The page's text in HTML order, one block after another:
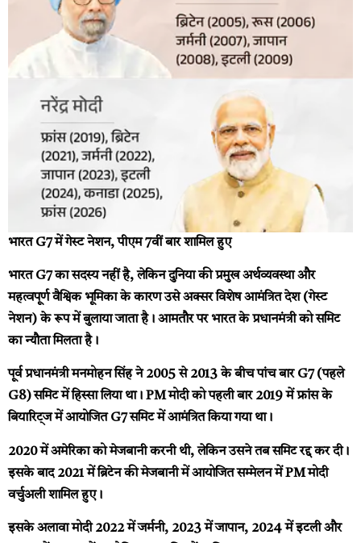
भारत G7 में गेस्ट नेशन, पीएम 7वीं बार शामिल हुए
भारत G7 का सदस्य नहीं है, लेकिन दुनिया की प्रमुख अर्थव्यवस्था और
महत्वपूर्ण वैश्विक भूमिका के कारण उसे अक्सर विशेष आमंत्रित देश (गेस्ट
नेशन) के रूप में बुलाया जाता है। आमतौर पर भारत के प्रधानमंत्री को समिट
का न्यौता मिलता है।
पूर्व प्रधानमंत्री मनमोहन सिंह ने 2005 से 2013 के बीच पांच बार G7 (पहले
G8) समिट में हिस्सा लिया था। PM मोदी को पहली बार 2019 में फ्रांस के
बियारिट्ज में आयोजित G7 समिट में आमंत्रित किया गया था।
2020 में अमेरिका को मेजबानी करनी थी, लेकिन उसने तब समिट रद्द कर दी।
इसके बाद 2021 में ब्रिटेन की मेजबानी में आयोजित सम्मेलन में PM मोदी
वर्चुअली शामिल हुए।
इसके अलावा मोदी 2022 में जर्मनी, 2023 में जापान, 2024 में इटली और